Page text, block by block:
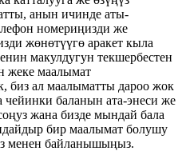
анын ичинде аты-
номериңизди же
жөнөтүүгө аракет кыла
макулдугун текшербестен
жеке маалымат
биз ал маалыматты дароо жок
баланын ата-энеси же
жана бизде мындай бала
бир маалымат болушу
менен байланышыңыз.